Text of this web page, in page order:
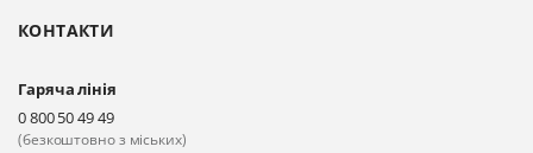
Прокласти маршрут
Київ, вул. Драгоманова 31-д
Прокласти маршрут
КОНТАКТИ
Гаряча лінія
0 800 50 49 49
(безкоштовно з міських)